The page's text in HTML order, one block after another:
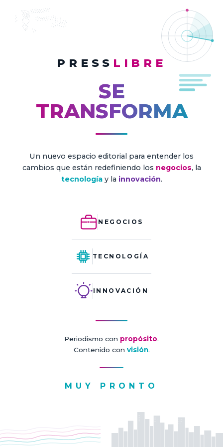
PRESS LIBRE
SE
TRANSFORMA
Un nuevo espacio editorial para entender los
cambios que están redefiniendo los negocios, la
tecnologíay la innovación.
NEGOCIOS
TECNOLOGÍA
INNOVACIÓN
Periodismo con propósito.
Contenido con visión.
MUY PRONTO